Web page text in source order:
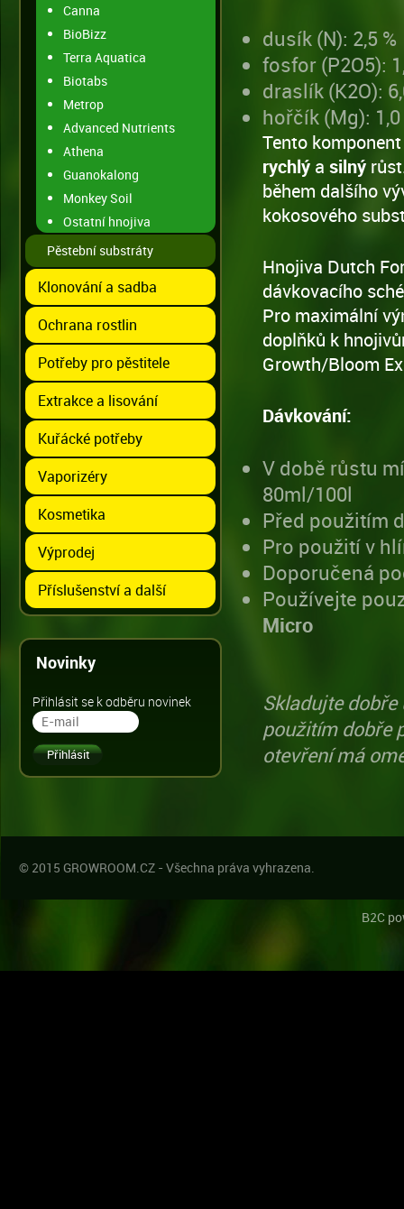
Canna
BioBizz
Terra Aquatica
Biotabs
Metrop
Advanced Nutrients
Athena
Guanokalong
Monkey Soil
Ostatní hnojiva
Pěstební substráty
Klonování a sadba
Ochrana rostlin
Potřeby pro pěstitele
Extrakce a lisování
Kuřácké potřeby
Vaporizéry
Kosmetika
Výprodej
Příslušenství a další
Novinky
Přihlásit se k odběru novinek
dusík (N): 2,5 %
fosfor (P2O5):
draslík (K2O):
hořčík (Mg): 1,0
Tento
rychlý a silný
během dalšího
kokosového
Hnojiva Dutch
dávkovacího
Pro maximální
doplňků k
Growth/Bloom
Dávkování:
V době růstu
80ml/100l
Před použitím
Pro použití v
Doporučená
Používejte
Micro
Skladujte
použitím dobře
otevření má
© 2015 GROWROOM.CZ - Všechna práva vyhrazena.
B2C